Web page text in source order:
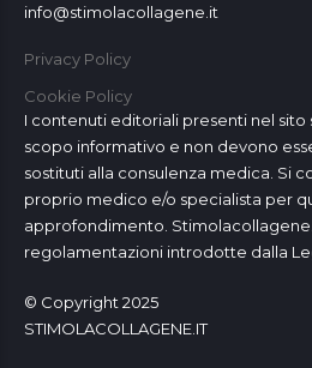
info@stimolacollagene.it
Privacy Policy
Cookie Policy
I contenuti editoriali presenti nel sito
scopo informativo e non devono
sostituti alla consulenza medica. Si
proprio medico e/o specialista per
approfondimento.
regolamentazioni introdotte dalla
© Copyright 2025
STIMOLACOLLAGENE.IT